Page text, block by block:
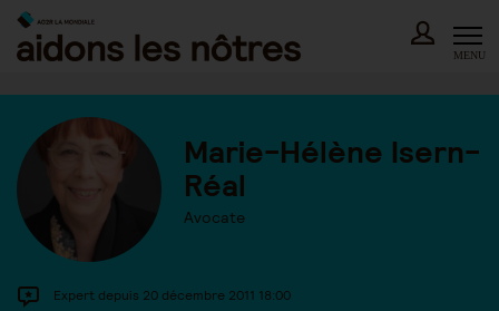
Skip
content
MENU
Marie-Hélène Isern-
Réal
Avocate
Expert depuis 20 décembre 2011 18:00